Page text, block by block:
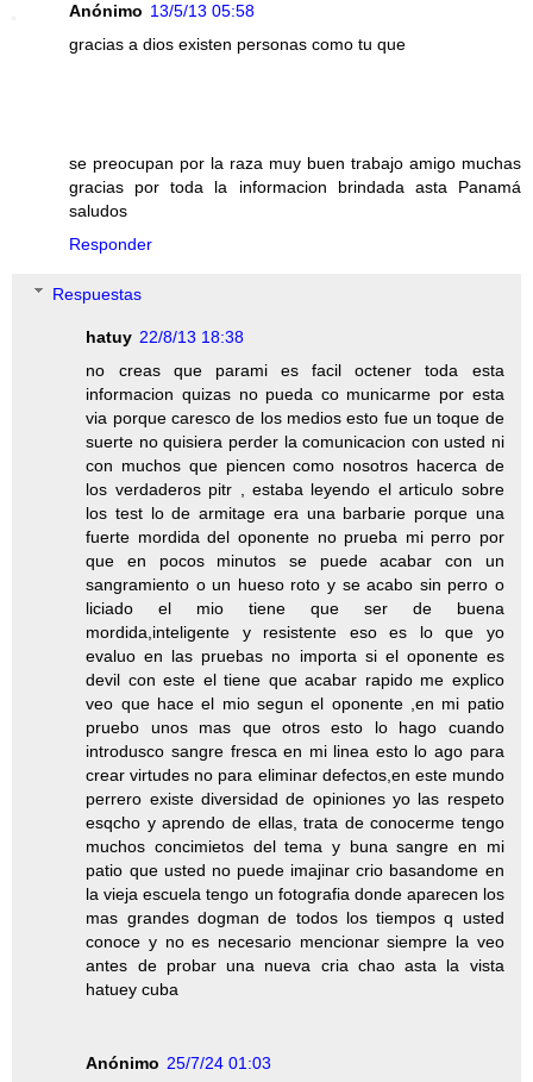
Anónimo 13/5/13 05:58
gracias a dios existen personas como tu que
se preocupan por la raza muy buen trabajo amigo muchas
gracias por toda la informacion brindada asta Panamá
saludos
Responder
Respuestas
hatuy 22/8/13 18:38
no creas que parami es facil octener toda esta
informacion quizas no pueda co municarme por esta
via porque caresco de los medios esto fue un toque de
suerte no quisiera perder la comunicacion con usted ni
con muchos que piencen como nosotros hacerca de
los verdaderos pitr , estaba leyendo el articulo sobre
los test lo de armitage era una barbarie porque una
fuerte mordida del oponente no prueba mi perro por
que en pocos minutos se puede acabar con un
sangramiento o un hueso roto y se acabo sin perro o
liciado el mio tiene que ser de buena
mordida,inteligente y resistente eso es lo que yo
evaluo en las pruebas no importa si el oponente es
devil con este el tiene que acabar rapido me explico
veo que hace el mio segun el oponente ,en mi patio
pruebo unos mas que otros esto lo hago cuando
introdusco sangre fresca en mi linea esto lo ago para
crear virtudes no para eliminar defectos,en este mundo
perrero existe diversidad de opiniones yo las respeto
esqcho y aprendo de ellas, trata de conocerme tengo
muchos concimietos del tema y buna sangre en mi
patio que usted no puede imajinar crio basandome en
la vieja escuela tengo un fotografia donde aparecen los
mas grandes dogman de todos los tiempos q usted
conoce y no es necesario mencionar siempre la veo
antes de probar una nueva cria chao asta la vista
hatuey cuba
Anónimo 25/7/24 01:03